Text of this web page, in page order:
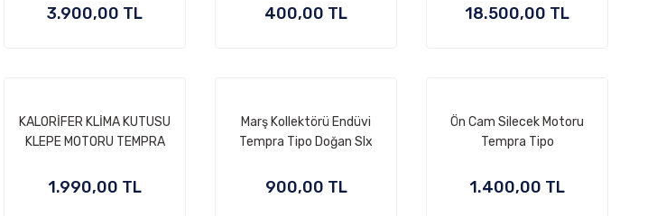
Soğutma
3.900,00 TL 400,00 TL 18.500,00 TL
KALORİFER KLİMA KUTUSU
KLEPE MOTORU TEMPRA
1.990,00 TL
Marş Kollektörü Endüvi
Tempra Tipo Doğan Slx
900,00 TL
Ön Cam Silecek Motoru
Tempra Tipo
1.400,00 TL